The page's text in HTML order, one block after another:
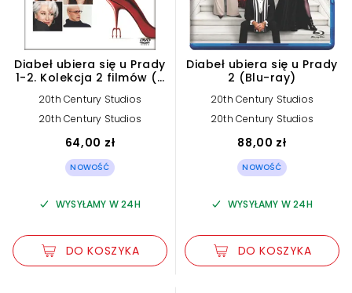
Diabeł ubiera się u Prady
1-2. Kolekcja 2 filmów (2
20th Century Studios
20th Century Studios
64,00 zł
NOWOŚĆ
WYSYŁAMY W 24H
DO KOSZYKA
Diabeł ubiera się u Prady
2 (Blu-ray)
20th Century Studios
20th Century Studios
88,00 zł
NOWOŚĆ
WYSYŁAMY W 24H
DO KOSZYKA
biograficzny
dokument 36
72